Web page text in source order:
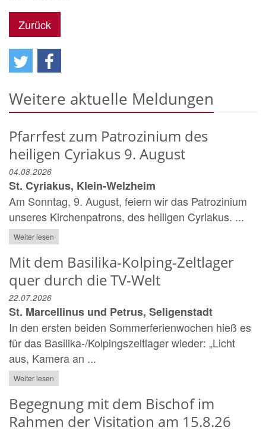
Zurück
Weitere aktuelle Meldungen
Pfarrfest zum Patrozinium des
heiligen Cyriakus 9. August
04.08.2026
St. Cyriakus, Klein-Welzheim
Am Sonntag, 9. August, feiern wir das Patrozinium
unseres Kirchenpatrons, des heiligen Cyriakus. ...
Weiter lesen
Mit dem Basilika-Kolping-Zeltlager
quer durch die TV-Welt
22.07.2026
St. Marcellinus und Petrus, Seligenstadt
In den ersten beiden Sommerferienwochen hieß es
für das Basilika-/Kolpingszeltlager wieder: „Licht
aus, Kamera an ...
Weiter lesen
Begegnung mit dem Bischof im
Rahmen der Visitation am 15.8.26